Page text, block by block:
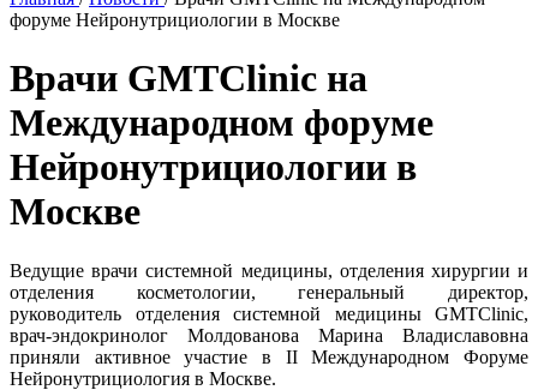
форуме Нейронутрициологии в Москве
Врачи GMTClinic на
Международном форуме
Нейронутрициологии в
Москве
Ведущие врачи системной медицины, отделения хирургии и
отделения косметологии, генеральный директор,
руководитель отделения системной медицины GMTClinic,
врач-эндокринолог Молдованова Марина Владиславовна
приняли активное участие в II Международном Форуме
Нейронутрициология в Москве.